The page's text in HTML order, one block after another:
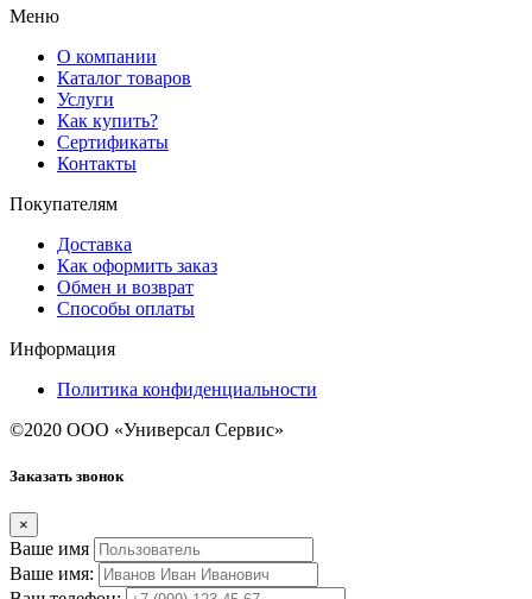
Меню
О компании
Каталог товаров
Услуги
Как купить?
Сертификаты
Контакты
Покупателям
Доставка
Как оформить заказ
Обмен и возврат
Способы оплаты
Информация
Политика конфиденциальности
©2020 ООО «Универсал Сервис»
Заказать звонок
×
Ваше имя
Ваше имя: